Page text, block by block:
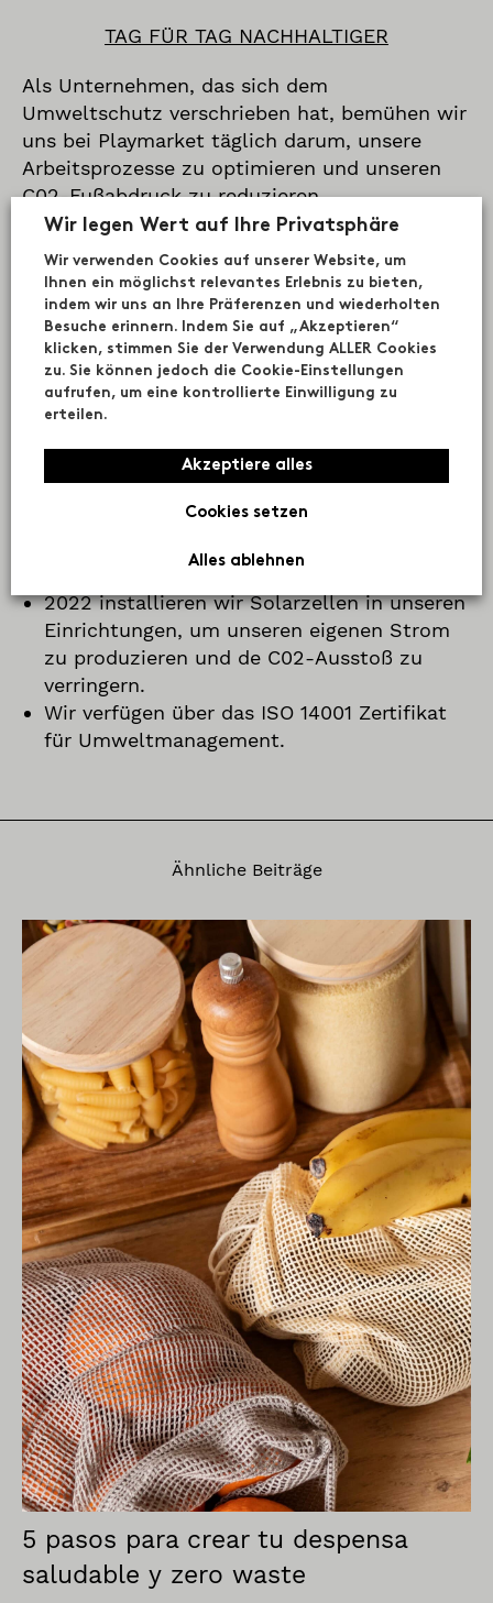
TAG FÜR TAG NACHHALTIGER
Als Unternehmen, das sich dem
Umweltschutz verschrieben hat, bemühen wir
uns bei Playmarket täglich darum, unsere
Arbeitsprozesse zu optimieren und unseren
C02-Fußabdruck zu reduzieren.
Lebensdauer entwickelt. Die Qualität der
verwendeten Materialien garantiert große
Widerstandskraft und Haltbarkeit.
Wir liefern Ersatzteile, um die Lebensdauer
unserer Produkte zu verlängern.
2022 verwenden wir ein RPET-Gewebe, das
hergestellt wird.
Taschen mit dem Ziel, Kunststoffe bei der
2022 installieren wir Solarzellen in unseren
Einrichtungen, um unseren eigenen Strom
zu produzieren und de C02-Ausstoß zu
verringern.
Wir verfügen über das ISO 14001 Zertifikat
für Umweltmanagement.
Ähnliche Beiträge
5 pasos para crear tu despensa
saludable y zero waste
Wir legen Wert auf Ihre Privatsphäre
Wir verwenden Cookies auf unserer Website, um
Ihnen ein möglichst relevantes Erlebnis zu bieten,
indem wir uns an Ihre Präferenzen und wiederholten
Besuche erinnern. Indem Sie auf „Akzeptieren“
klicken, stimmen Sie der Verwendung ALLER Cookies
zu. Sie können jedoch die Cookie-Einstellungen
aufrufen, um eine kontrollierte Einwilligung zu
erteilen.
Akzeptiere alles
Cookies setzen
Alles ablehnen